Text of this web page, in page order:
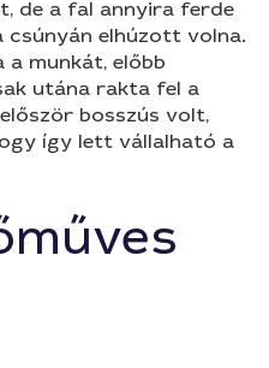
de a fal annyira ferde
elhúzott volna.
munkát, előbb
utána rakta fel a
bosszús volt,
így lett vállalható a